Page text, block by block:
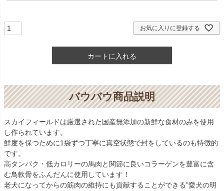
お気に入りに登録する
カートに入れる
バウバウ商品説明
スカイフィールドは厳選された国産無添加の新鮮な食材のみを使用
し作られています。
鮮度を保つために1袋ずつ丁寧に真空状態で封をしているのも特徴的
です。
高タンパク・低カロリーの馬肉と関節に良いコラーゲンを豊富に含
む鳥軟骨をふんだんに使用しています！
老犬になってからの筋肉の維持にも貢献することができる”愛犬の明